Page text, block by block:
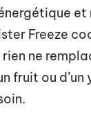
et
Freeze
ne
fruit ou